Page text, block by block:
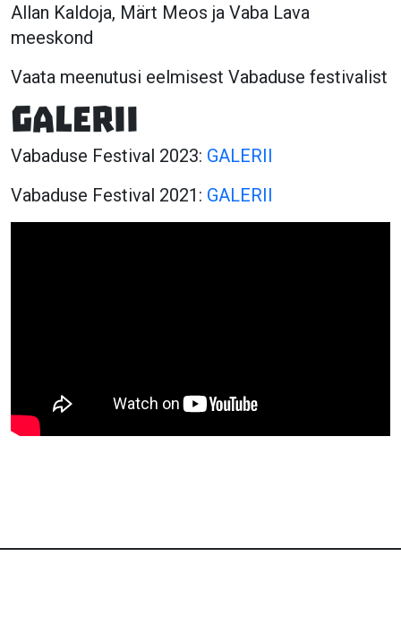
Allan Kaldoja, Märt Meos ja Vaba Lava
meeskond
Vaata meenutusi eelmisest Vabaduse festivalist
Galerii
Vabaduse Festival 2023: GALERII
Vabaduse Festival 2021: GALERII